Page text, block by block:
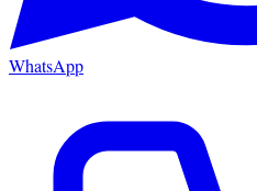
WhatsApp